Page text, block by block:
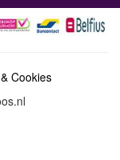
Cookies